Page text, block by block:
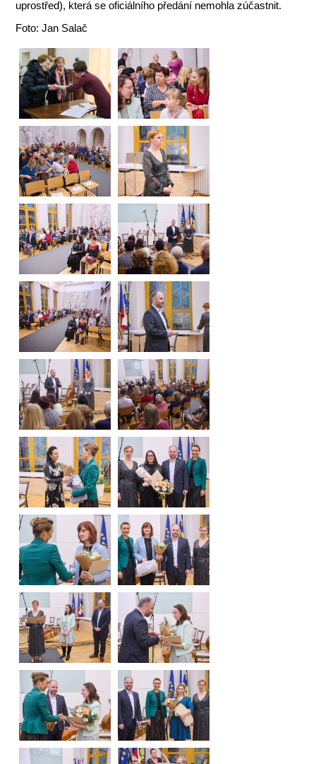
uprostřed), která se oficiálního předání nemohla zúčastnit.
Foto: Jan Salač